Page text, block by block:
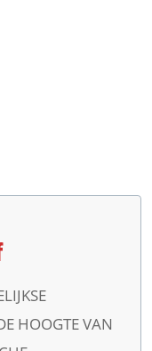
HOOGTE VAN